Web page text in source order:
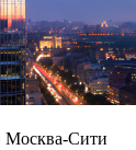
Москва-Сити